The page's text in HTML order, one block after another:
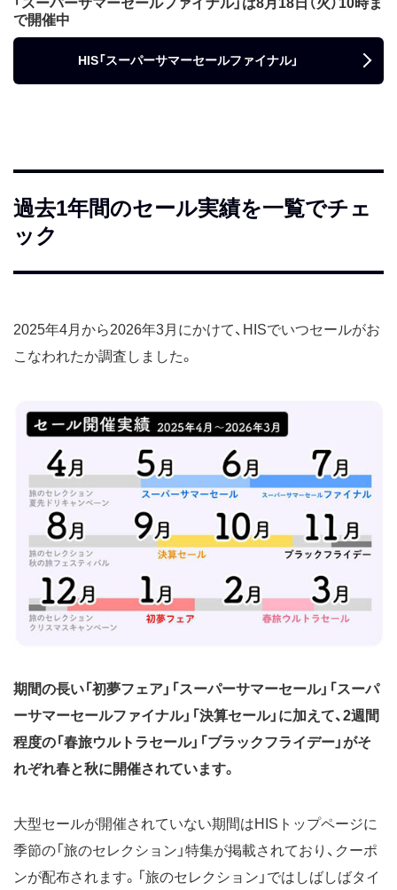
「スーパーサマーセールファイナル」は8月18日（火）10時ま
で開催中
HIS「スーパーサマーセールファイナル」
過去1年間のセール実績を一覧でチェ
ック
2025年4月から2026年3月にかけて、HISでいつセールがお
こなわれたか調査しました。
期間の長い「初夢フェア」「スーパーサマーセール」「スーパ
ーサマーセールファイナル」「決算セール」に加えて、2週間
程度の「春旅ウルトラセール」「ブラックフライデー」がそ
れぞれ春と秋に開催されています。
大型セールが開催されていない期間はHISトップページに
季節の「旅のセレクション」特集が掲載されており、クーポ
ンが配布されます。「旅のセレクション」ではしばしばタイ